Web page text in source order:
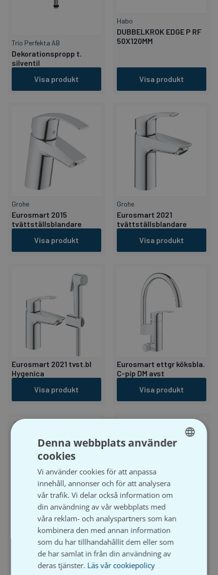
Trio Perfekta AB
Dekorationspropp t.
silventil
Visa produkt
Habo
DUBBELKROK EDGE P RF
50X120MM
Visa produkt
Grohe
Eurosmart 2015
tvättställsblandare
Visa produkt
Grohe
Eurosmart 2021
tvättställsblandare
Visa produkt
Eurosmart 2021 tvst.bl
Hygenica
Visa produkt
Eurosmart ettgr köksbla.
C-pip DM avst
Visa produkt
Evolut flottörventil 2004
till 2016
Visa produkt
Valsir
Evolut tömventil 2004 till
2016
Visa produkt
Denna webbplats använder
cookies
Vi använder cookies för att anpassa
innehåll, annonser och för att analysera
vår trafik. Vi delar också information om
din användning av vår webbplats med
våra reklam- och analyspartners som kan
kombinera den med annan information
som du har tillhandahållit dem eller som
de har samlat in från din användning av
deras tjänster. Läs vår cookiepolicy